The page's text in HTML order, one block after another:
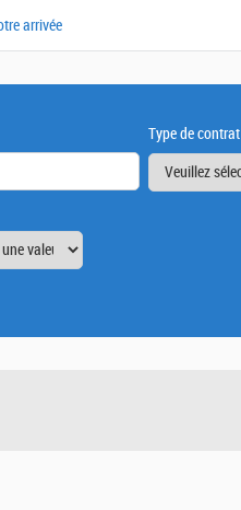
arrivée
Type de contrat